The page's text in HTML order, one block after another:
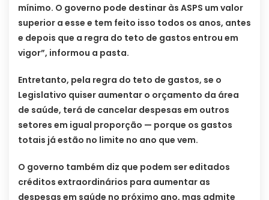
mínimo. O governo pode destinar às ASPS um valor
superior a esse e tem feito isso todos os anos, antes
e depois que a regra do teto de gastos entrou em
vigor”, informou a pasta.
Entretanto, pela regra do teto de gastos, se o
Legislativo quiser aumentar o orçamento da área
de saúde, terá de cancelar despesas em outros
setores em igual proporção — porque os gastos
totais já estão no limite no ano que vem.
O governo também diz que podem ser editados
créditos extraordinários para aumentar as
despesas em saúde no próximo ano, mas admite